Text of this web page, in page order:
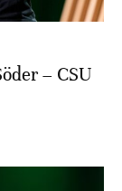
– CSU